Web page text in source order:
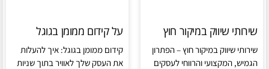
שירותי שיווק במיקור חוץ
שירותי שיווק במיקור חוץ – הפתרון
הגמיש, המקצועי והרווחי לעסקים
על קידום ממומן בגוגל
קידום ממומן בגוגל: איך להעלות
את העסק שלך לאוויר בתוך שניות